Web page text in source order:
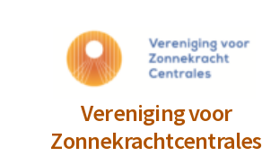
Vereniging voor
Zonnekrachtcentrales